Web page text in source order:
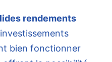
rendements
bien fonctionner